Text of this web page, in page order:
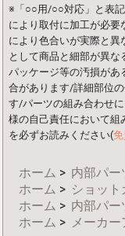
※「○○用/○○対応」と表
により取付に加工が必要
により色合いが実際と異
として商品と細部が異
パッケージ等の汚損が
合があります/詳細部位
す/パーツの組み合わせ
様の自己責任において
を必ずお読みください(
ホーム > 内部パー
ホーム > ショット
ホーム > 内部パー
ホーム > メーカー